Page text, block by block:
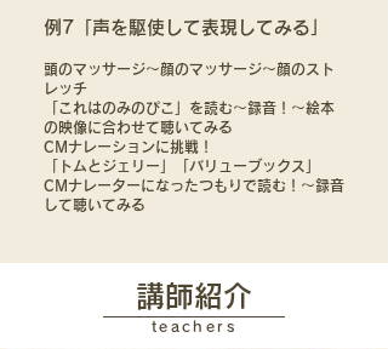
例7「声を駆使して表現してみる」
頭のマッサージ〜顔のマッサージ〜顔のスト
レッチ
「これはのみのぴこ」を読む〜録音！〜絵本
の映像に合わせて聴いてみる
CMナレーションに挑戦！
「トムとジェリー」「バリューブックス」
CMナレーターになったつもりで読む！〜録音
して聴いてみる
講師紹介
teachers